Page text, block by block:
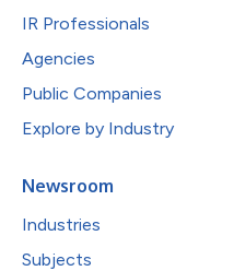
IR Professionals
Agencies
Public Companies
Explore by Industry
Newsroom
Industries
Subjects